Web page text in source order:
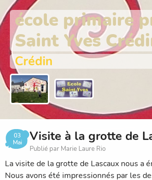
école primaire
Saint Yves
Crédin
03
Mai
Visite à la grotte de
Publié par Marie Laure Rio
La visite de la grotte de Lascaux nous a
Nous avons été impressionnés par les